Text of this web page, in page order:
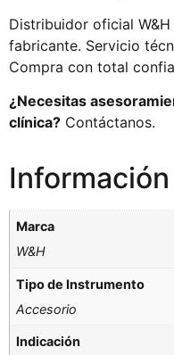
Distribuidor oficial
fabricante. Servicio
Compra con total
¿Necesitas
clínica? Contáctanos.
Marca
W&H
Tipo de Instrumento
Accesorio
Indicación